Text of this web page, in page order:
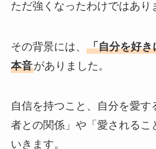
ただ強くなったわけではあり
その背景には、 「自分を好き
本音がありました。
自信を持つこと、自分を愛す
者との関係」や「愛されるこ
いきます。